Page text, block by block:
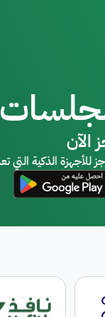
الآن
للأجهزة الذكية التي